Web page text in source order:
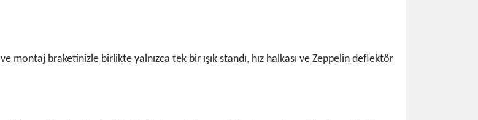
montaj braketinizle birlikte yalnızca tek bir ışık standı, hız halkası ve Zeppelin deflektör